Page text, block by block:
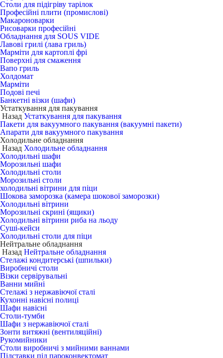
Столи для підігріву тарілок
Професійні плити (промислові)
Макароноварки
Рисоварки професійні
Обладнання для SOUS VIDE
Лавові грилі (лава гриль)
Марміти для картоплі фрі
Поверхні для смаження
Вапо гриль
Холдомат
Марміти
Подові печі
Банкетні візки (шафи)
Устаткування для пакування
Назад Устаткування для пакування
Пакети для вакуумного пакування (вакуумні пакети)
Апарати для вакуумного пакування
Холодильне обладнання
Назад Холодильне обладнання
Холодильні шафи
Морозильні шафи
Холодильні столи
Морозильні столи
холодильні вітрини для піци
Шокова заморозка (камера шокової заморозки)
Холодильні вітрини
Морозильні скрині (ящики)
Холодильні вітрини риба на льоду
Суші-кейси
Холодильні столи для піци
Нейтральне обладнання
Назад Нейтральне обладнання
Стелажі кондитерські (шпильки)
Виробничі столи
Візки сервірувальні
Ванни мийні
Стелажі з нержавіючої сталі
Кухонні навісні полиці
Шафи навісні
Столи-тумби
Шафи з нержавіючої сталі
Зонти витяжні (вентиляційні)
Рукомийники
Столи виробничі з мийними ваннами
Підставки під пароконвектомат